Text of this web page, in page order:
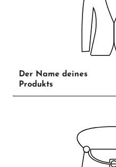
Der Name deines
Produkts